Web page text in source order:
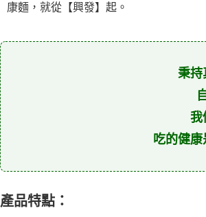
康麵，就從【興發】起。
秉持
我
吃的健
產品特點：